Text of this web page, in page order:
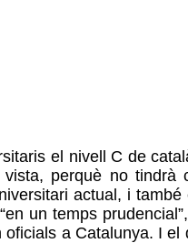
el nivell C de
perquè no tindrà
actual, i
un temps
a Catalunya. I